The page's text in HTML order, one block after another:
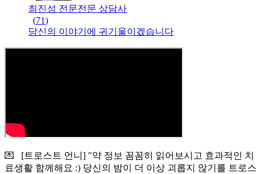
최진성 전문전문 상담사
(71)
당신의 이야기에 귀기울이겠습니다
💌 [트로스트 언니] "약 정보 꼼꼼히 읽어보시고 효과적인 치
료생활 함께해요 :) 당신의 밤이 더 이상 괴롭지 않기를 트로스